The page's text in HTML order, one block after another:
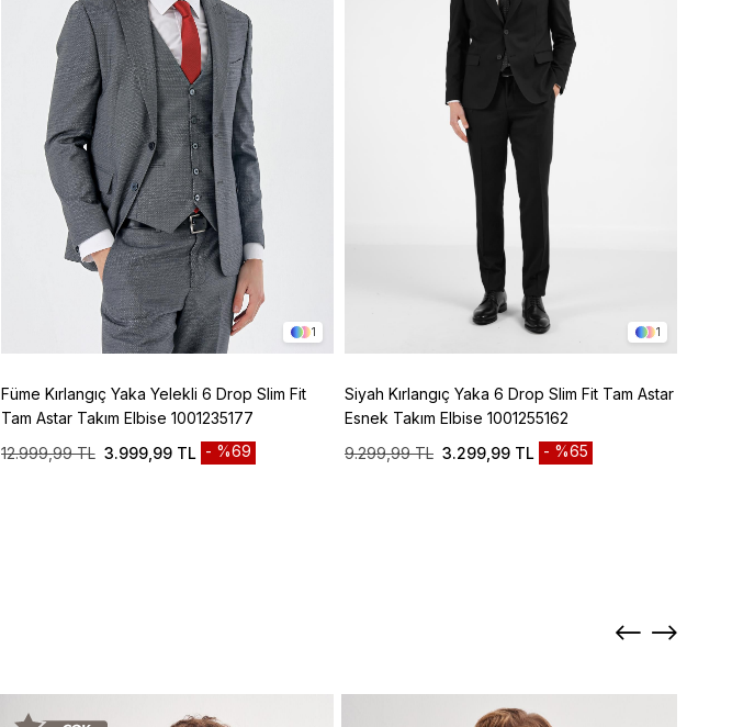
1
Füme Kırlangıç Yaka Yelekli 6 Drop Slim Fit
Tam Astar Takım Elbise 1001235177
12.999,99 TL 3.999,99 TL %69
1
Siyah Kırlangıç Yaka 6 Drop Slim Fit Tam Astar
Esnek Takım Elbise 1001255162
9.299,99 TL 3.299,99 TL %65